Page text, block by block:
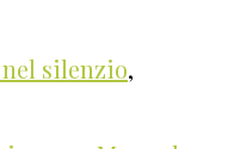
nel silenzio,